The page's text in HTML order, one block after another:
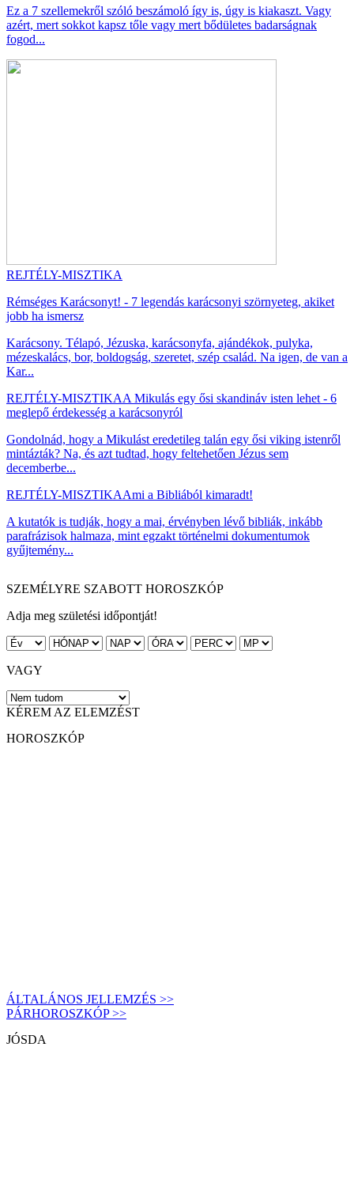
Ez a 7 szellemekről szóló beszámoló így is, úgy is kiakaszt. Vagy
azért, mert sokkot kapsz tőle vagy mert bődületes badarságnak
fogod...
REJTÉLY-MISZTIKA
Rémséges Karácsonyt! - 7 legendás karácsonyi szörnyeteg, akiket
jobb ha ismersz
Karácsony. Télapó, Jézuska, karácsonyfa, ajándékok, pulyka,
mézeskalács, bor, boldogság, szeretet, szép család. Na igen, de van a
Kar...
REJTÉLY-MISZTIKAA Mikulás egy ősi skandináv isten lehet - 6
meglepő érdekesség a karácsonyról
Gondolnád, hogy a Mikulást eredetileg talán egy ősi viking istenről
mintázták? Na, és azt tudtad, hogy feltehetően Jézus sem
decemberbe...
REJTÉLY-MISZTIKAAmi a Bibliából kimaradt!
A kutatók is tudják, hogy a mai, érvényben lévő bibliák, inkább
parafrázisok halmaza, mint egzakt történelmi dokumentumok
gyűjtemény...
SZEMÉLYRE SZABOTT HOROSZKÓP
Adja meg születési időpontját!
VAGY
KÉREM AZ ELEMZÉST
HOROSZKÓP
ÁLTALÁNOS JELLEMZÉS >>
PÁRHOROSZKÓP >>
JÓSDA